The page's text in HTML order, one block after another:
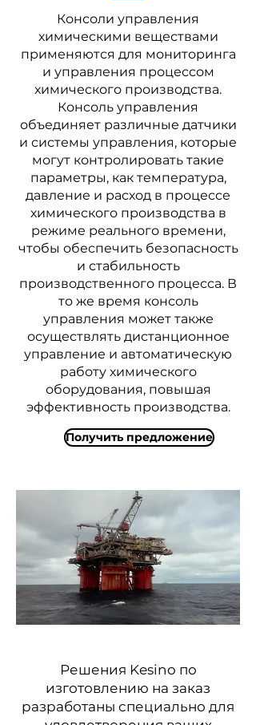
Консоли управления
химическими веществами
применяются для мониторинга
и управления процессом
химического производства.
Консоль управления
объединяет различные датчики
и системы управления, которые
могут контролировать такие
параметры, как температура,
давление и расход в процессе
химического производства в
режиме реального времени,
чтобы обеспечить безопасность
и стабильность
производственного процесса. В
то же время консоль
управления может также
осуществлять дистанционное
управление и автоматическую
работу химического
оборудования, повышая
эффективность производства.
Получить предложение
Решения Kesino по
изготовлению на заказ
разработаны специально для